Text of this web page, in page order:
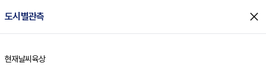
도시별관측 close
홈
현재날씨 육상